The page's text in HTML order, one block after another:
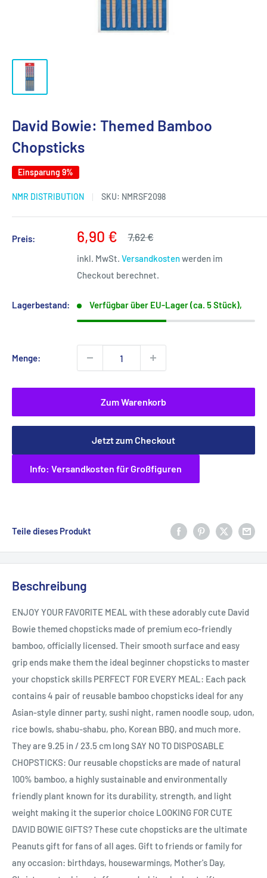
David Bowie: Themed Bamboo
Chopsticks
Einsparung 9%
NMR DISTRIBUTION SKU: NMRSF2098
Preis: Sonderpreis
6,90 € Normalpreis
7,62 €
inkl. MwSt. Versandkostenwerden im
Checkout berechnet.
Lagerbestand: Verfügbar über EU-Lager (ca. 5 Stück),
Menge:
Zum Warenkorb
Jetzt zum Checkout
Info: Versandkosten für Großfiguren
Teile dieses Produkt
Beschreibung
ENJOY YOUR FAVORITE MEAL with these adorably cute David
Bowie themed chopsticks made of premium eco-friendly
bamboo, officially licensed. Their smooth surface and easy
grip ends make them the ideal beginner chopsticks to master
your chopstick skills PERFECT FOR EVERY MEAL: Each pack
contains 4 pair of reusable bamboo chopsticks ideal for any
Asian-style dinner party, sushi night, ramen noodle soup, udon,
rice bowls, shabu-shabu, pho, Korean BBQ, and much more.
They are 9.25 in / 23.5 cm long SAY NO TO DISPOSABLE
CHOPSTICKS: Our reusable chopsticks are made of natural
100% bamboo, a highly sustainable and environmentally
friendly plant known for its durability, strength, and light
weight making it the superior choice LOOKING FOR CUTE
DAVID BOWIE GIFTS? These cute chopsticks are the ultimate
Peanuts gift for fans of all ages. Gift to friends or family for
any occasion: birthdays, housewarmings, Mother's Day,